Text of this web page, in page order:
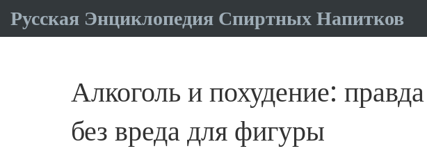
Русская Энциклопедия Спиртных Напитков
Алкоголь и похудение:
без вреда для фигуры